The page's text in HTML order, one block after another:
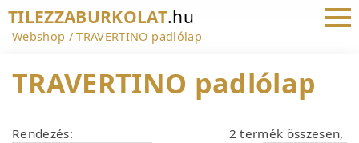
TILEZZABURKOLAT.hu
Webshop TRAVERTINO padlólap
TRAVERTINO padlólap
Rendezés: 2 termék összesen,